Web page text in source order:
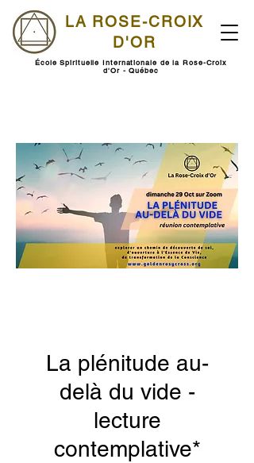
LA ROSE-CROIX
D'OR
École Spirituelle Internationale de la Rose-Croix
d'Or - Québec
La plénitude au-
delà du vide -
lecture
contemplative*